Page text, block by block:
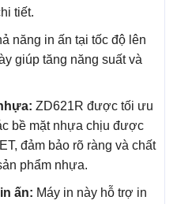
tiết.
năng in ấn tại tốc độ lên
giúp tăng năng suất và
ZD621R được tối ưu
bề mặt nhựa chịu được
đảm bảo rõ ràng và chất
phẩm nhựa.
ấn: Máy in này hỗ trợ in